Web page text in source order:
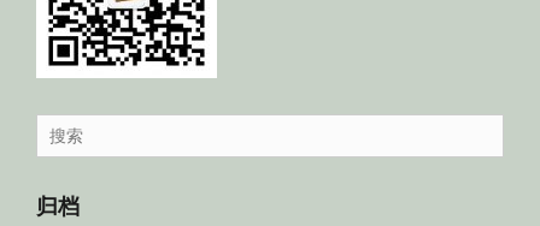
Search
for:
归档